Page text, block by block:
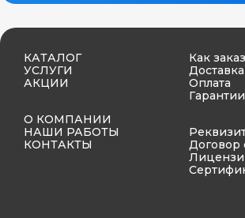
КАТАЛОГ
УСЛУГИ
АКЦИИ
О КОМПАНИИ
НАШИ РАБОТЫ
КОНТАКТЫ
Как
Доставка
Оплата
Гарантии
Договор